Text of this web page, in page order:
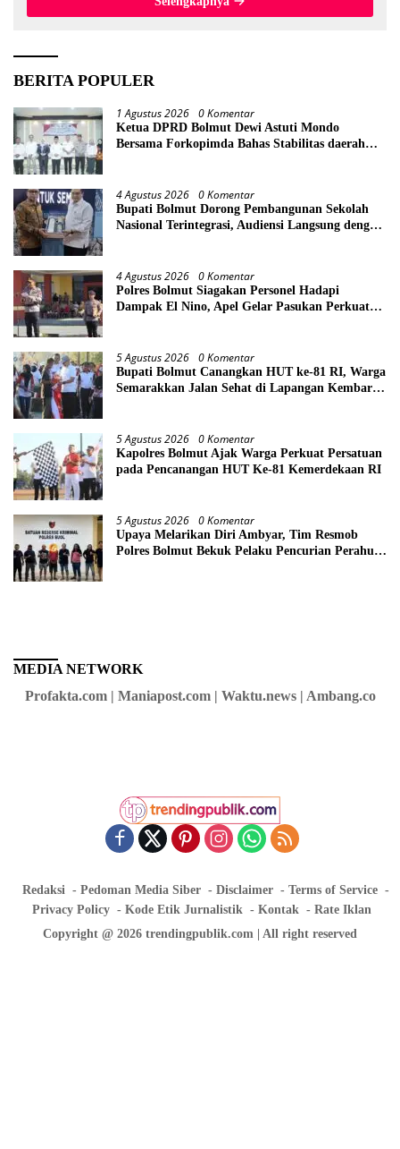
BERITA POPULER
1 Agustus 2026 0 Komentar
Ketua DPRD Bolmut Dewi Astuti Mondo
Bersama Forkopimda Bahas Stabilitas daerah
4 Agustus 2026 0 Komentar
Bupati Bolmut Dorong Pembangunan Sekolah
Nasional Terintegrasi, Audiensi Langsung dengan
4 Agustus 2026 0 Komentar
Polres Bolmut Siagakan Personel Hadapi
Dampak El Nino, Apel Gelar Pasukan Perkuat
5 Agustus 2026 0 Komentar
Bupati Bolmut Canangkan HUT ke-81 RI, Warga
Semarakkan Jalan Sehat di Lapangan Kembar
5 Agustus 2026 0 Komentar
Kapolres Bolmut Ajak Warga Perkuat Persatuan
pada Pencanangan HUT Ke-81 Kemerdekaan RI
5 Agustus 2026 0 Komentar
Upaya Melarikan Diri Ambyar, Tim Resmob
Polres Bolmut Bekuk Pelaku Pencurian Perahu
MEDIA NETWORK
Profakta.com | Maniapost.com | Waktu.news | Ambang.co
Redaksi Pedoman Media Siber Disclaimer
Terms of Service
Privacy Policy
Kode Etik Jurnalistik Kontak
Rate Iklan
Copyright @ 2026 trendingpublik.com | All right reserved